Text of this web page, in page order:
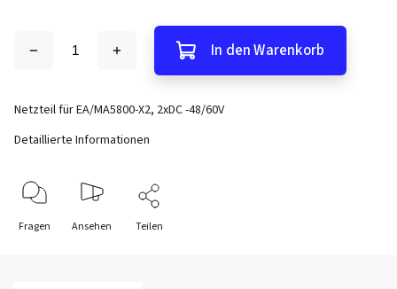
In den Warenkorb
Netzteil für EA/MA5800-X2, 2xDC -48/60V
Detaillierte Informationen
Fragen Ansehen Teilen